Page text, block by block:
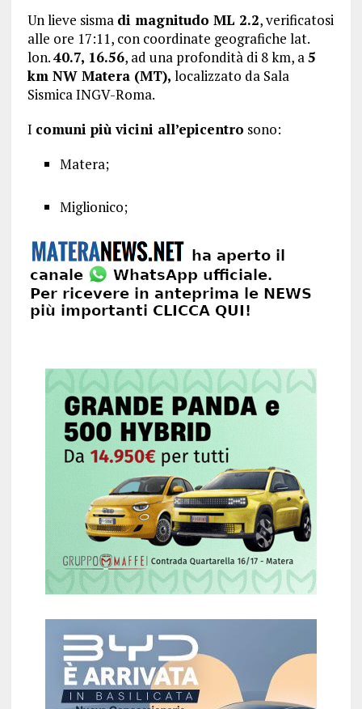
Un lieve sisma di magnitudo ML 2.2, verificatosi
alle ore 17:11, con coordinate geografiche lat.
lon.40.7, 16.56, ad una profondità di 8 km, a5
km NW Matera (MT), localizzato da Sala
Sismica INGV-Roma.
I comuni più vicini all’epicentro sono:
Matera;
Miglionico;